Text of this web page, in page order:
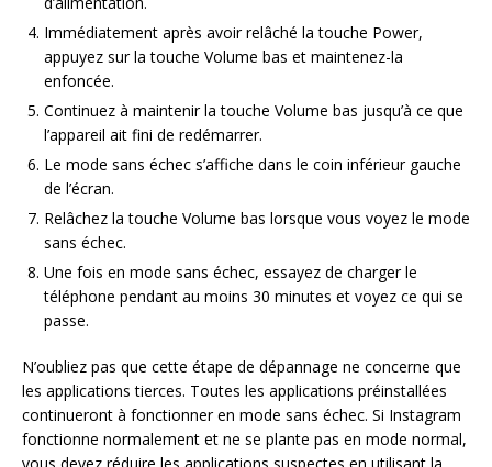
Immédiatement après avoir relâché la touche Power,
appuyez sur la touche Volume bas et maintenez-la
enfoncée.
Continuez à maintenir la touche Volume bas jusqu’à ce que
l’appareil ait fini de redémarrer.
Le mode sans échec s’affiche dans le coin inférieur gauche
de l’écran.
Relâchez la touche Volume bas lorsque vous voyez le mode
sans échec.
Une fois en mode sans échec, essayez de charger le
téléphone pendant au moins 30 minutes et voyez ce qui se
passe.
N’oubliez pas que cette étape de dépannage ne concerne que
les applications tierces. Toutes les applications préinstallées
continueront à fonctionner en mode sans échec. Si Instagram
fonctionne normalement et ne se plante pas en mode normal,